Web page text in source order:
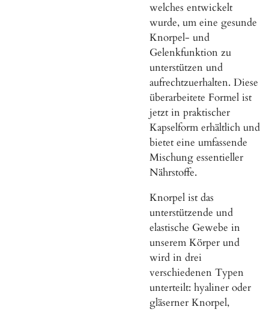
welches entwickelt
wurde, um eine gesunde
Knorpel- und
Gelenkfunktion zu
unterstützen und
aufrechtzuerhalten. Diese
überarbeitete Formel ist
jetzt in praktischer
Kapselform erhältlich und
bietet eine umfassende
Mischung essentieller
Nährstoffe.
Knorpel ist das
unterstützende und
elastische Gewebe in
unserem Körper und
wird in drei
verschiedenen Typen
unterteilt: hyaliner oder
gläserner Knorpel,